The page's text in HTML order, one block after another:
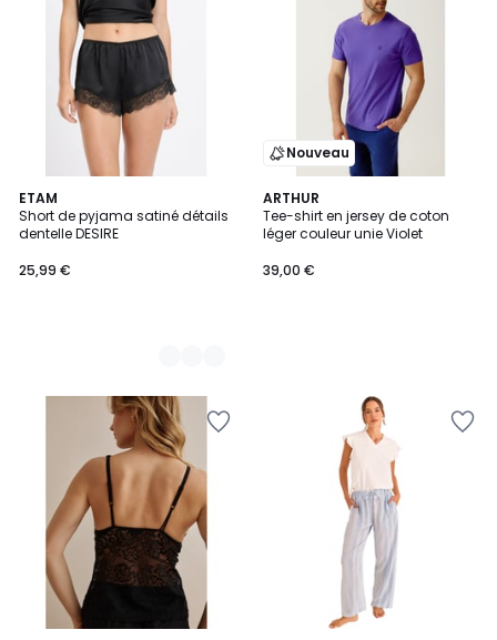
ETAM
Short de pyjama satiné détails
dentelle DESIRE
25,99 €
8
Couleurs
Nouveau
ARTHUR
Tee-shirt en jersey de coton
léger couleur unie Violet
39,00 €